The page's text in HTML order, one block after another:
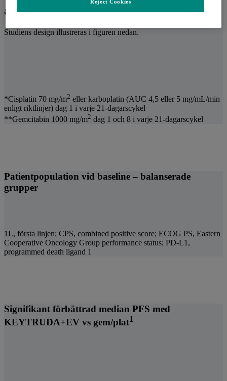
aktivt kontrollerad studie
Studiens design illustreras i figuren nedan.
*Cisplatin 70 mg/m2 eller karboplatin (AUC 4,5 eller 5 mg/mL/min
enligt riktlinjer) dag 1 i varje 21-dagarscykel
**Gemcitabin 1000 mg/m2 dag 1 och 8 i varje 21-dagarscykel
Patientpopulation vid baseline – balanserade
grupper
1L, första linjen; CPS, combined positive score; ECOG PS, Eastern
Cooperative Oncology Group performance status; PD-L1,
programmed death ligand 1
Signifikant förbättrad median PFS med
KEYTRUDA+EV vs gem/plat1
Reject Cookies